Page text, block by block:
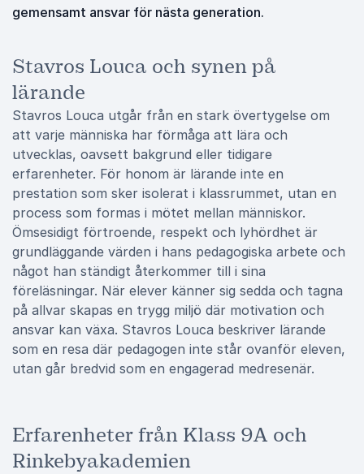
gemensamt ansvar för nästa generation.
Stavros Louca och synen på
lärande
Stavros Louca utgår från en stark övertygelse om
att varje människa har förmåga att lära och
utvecklas, oavsett bakgrund eller tidigare
erfarenheter. För honom är lärande inte en
prestation som sker isolerat i klassrummet, utan en
process som formas i mötet mellan människor.
Ömsesidigt förtroende, respekt och lyhördhet är
grundläggande värden i hans pedagogiska arbete och
något han ständigt återkommer till i sina
föreläsningar. När elever känner sig sedda och tagna
på allvar skapas en trygg miljö där motivation och
ansvar kan växa. Stavros Louca beskriver lärande
som en resa där pedagogen inte står ovanför eleven,
utan går bredvid som en engagerad medresenär.
Erfarenheter från Klass 9A och
Rinkebyakademien